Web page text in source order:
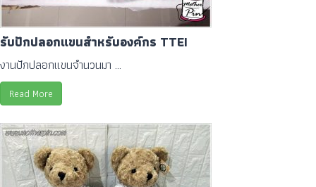
รับปักปลอกแขนสำหรับองค์กร TTEI
งานปักปลอกแขนจำนวนมา ...
Read More